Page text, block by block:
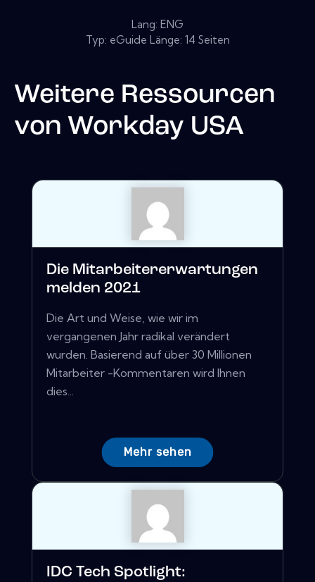
Lang: ENG
Typ: eGuide Länge: 14 Seiten
Weitere Ressourcen
von Workday USA
Die Mitarbeitererwartungen
melden 2021
Die Art und Weise, wie wir im
vergangenen Jahr radikal verändert
wurden. Basierend auf über 30 Millionen
Mitarbeiter -Kommentaren wird Ihnen
dies...
Mehr sehen
IDC Tech Spotlight: